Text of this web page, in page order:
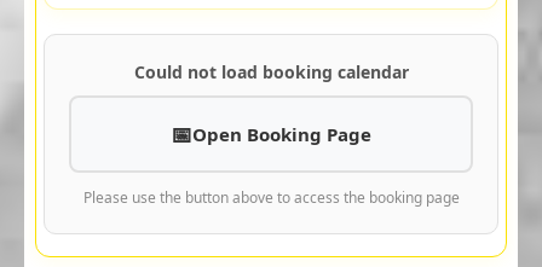
Could not load booking calendar
Open Booking Page
Please use the button above to access the booking page